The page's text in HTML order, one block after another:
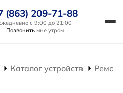
(863) 209-71-88
с 9:00 до 21:00
Позвонить мне утром
Каталог устройств